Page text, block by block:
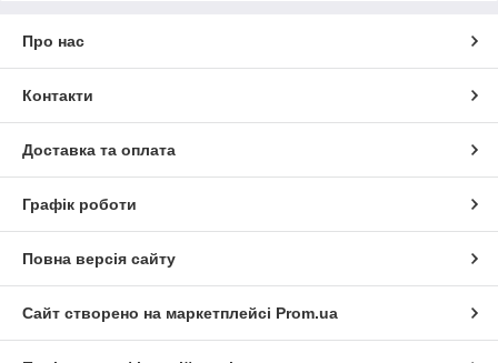
Про нас
Контакти
Доставка та оплата
Графік роботи
Повна версія сайту
Сайт створено на маркетплейсі Prom.ua